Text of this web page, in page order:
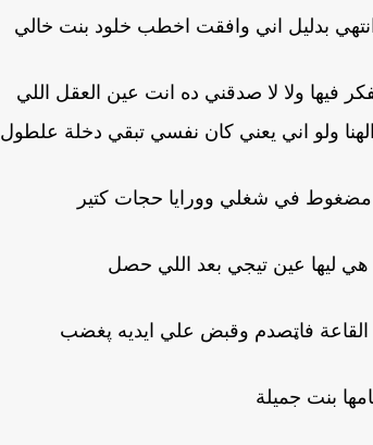
بدليل اني وافقت اخطب خلود بنت خالي
فيها ولا لا صدقني ده انت عين العقل اللي
ولو اني يعني كان نفسي تبقي دخلة علطول
مضغوط في شغلي وورايا حجات كتير
هي ليها عين تيجي بعد اللي حصل
القاعة فاټصدم وقبض علي ايديه پغضب
بنت جميلة